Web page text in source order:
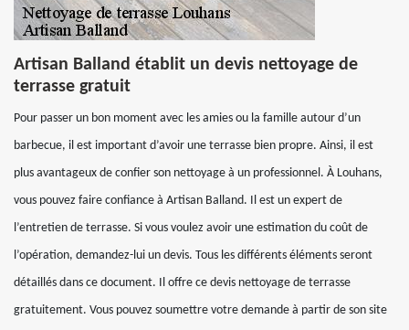
Artisan Balland établit un devis nettoyage de
terrasse gratuit
Pour passer un bon moment avec les amies ou la famille autour d’un
barbecue, il est important d’avoir une terrasse bien propre. Ainsi, il est
plus avantageux de confier son nettoyage à un professionnel. À Louhans,
vous pouvez faire confiance à Artisan Balland. Il est un expert de
l’entretien de terrasse. Si vous voulez avoir une estimation du coût de
l’opération, demandez-lui un devis. Tous les différents éléments seront
détaillés dans ce document. Il offre ce devis nettoyage de terrasse
gratuitement. Vous pouvez soumettre votre demande à partir de son site